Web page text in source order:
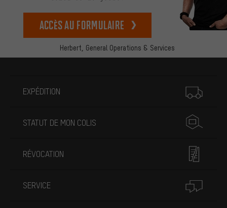
Herbert, General Operations & Services
Accès au formulaire
EXPÉDITION
STATUT DE MON COLIS
RÉVOCATION
SERVICE